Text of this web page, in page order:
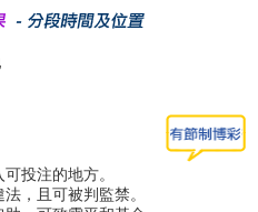
投注的地方。
，且可被判監禁。